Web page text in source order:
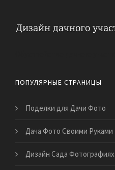
ПОПУЛЯРНЫЕ СТРАНИЦЫ
Поделки для Дачи Фото
Дача Фото Своими Руками
Дизайн Сада Фотографиях